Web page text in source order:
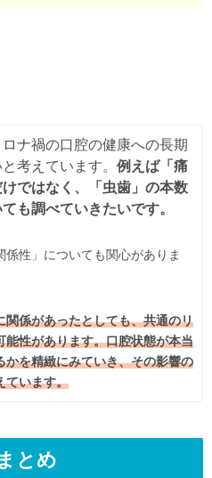
ナ禍の口腔の健康への長期
考えています。 例えば「痛
ではなく、「虫歯」の本数
も調べていきたいです。
性」についても関心がありま
関係があったとしても、共通のリ
性があります。口腔状態が本当
を精緻にみていき、その影響の
ています。
とめ